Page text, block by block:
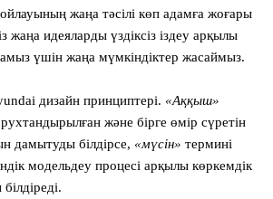
жаңа тәсілі көп адамға жоғары
жаңа идеяларды үздіксіз іздеу арқылы
үшін жаңа мүмкіндіктер жасаймыз.
дизайн принциптері. «Аққыш»
және бірге өмір сүретін
дамытуды білдірсе, «мүсін» термині
модельдеу процесі арқылы көркемдік